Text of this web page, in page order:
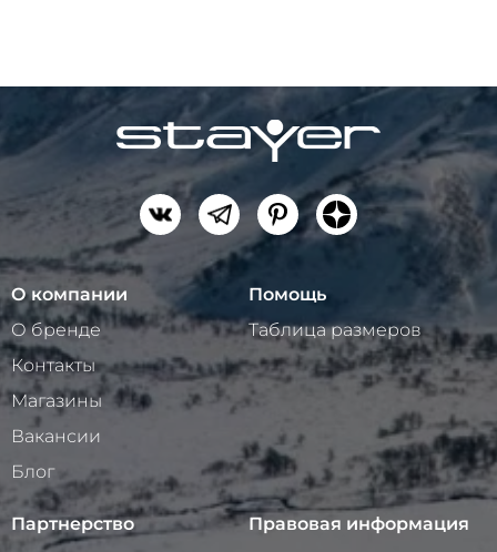
О компании
О бренде
Контакты
Магазины
Вакансии
Блог
Помощь
Таблица размеров
Партнерство
Правовая информация